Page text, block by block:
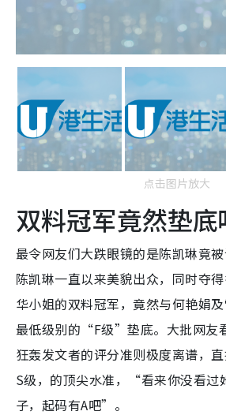
点击图片放大
双料冠军竟然垫
最令网友们大跌眼镜的是陈凯琳竟
陈凯琳一直以来美貌出众，同时夺
华小姐的双料冠军，竟然与何艳娟
最低级别的“F级”垫底。大批网友
狂轰发文者的评分准则极度离谱，
S级，的顶尖水准，“看来你没看过
子，起码有A吧”。